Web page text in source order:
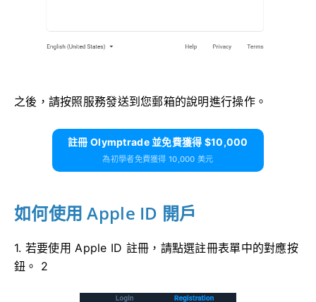
之後，請按照服務發送到您郵箱的說明進行操作。
註冊 Olymptrade 並免費獲得 $10,000
為初學者免費獲得 10,000 美元
如何使用 Apple ID 開戶
1. 若要使用 Apple ID 註冊，請點選註冊表單中的對應按
鈕。 2